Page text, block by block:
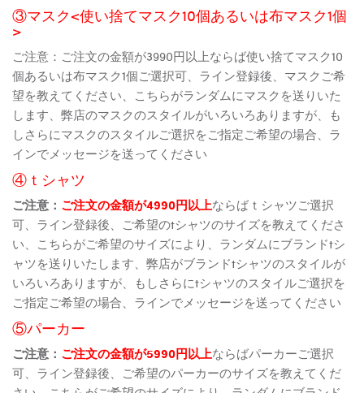
③マスク<使い捨てマスク10個あるいは布マスク1個
>
ご注意：ご注文の金額が3990円以上ならば使い捨てマスク10
個あるいは布マスク1個ご選択可、ライン登録後、マスクご希
望を教えてください、こちらがランダムにマスクを送りいた
します、弊店のマスクのスタイルがいろいろありますが、も
しさらにマスクのスタイルご選択をご指定ご希望の場合、ラ
インでメッセージを送ってください
④ｔシャツ
ご注意： ご注文の金額が4990円以上ならばｔシャツご選択
可、ライン登録後、ご希望のtシャツのサイズを教えてくださ
い、こちらがご希望のサイズにより、ランダムにブランドtシ
ャツを送りいたします、弊店がブランドtシャツのスタイルが
いろいろありますが、もしさらにtシャツのスタイルご選択を
ご指定ご希望の場合、ラインでメッセージを送ってください
⑤パーカー
ご注意： ご注文の金額が5990円以上ならばパーカーご選択
可、ライン登録後、ご希望のパーカーのサイズを教えてくだ